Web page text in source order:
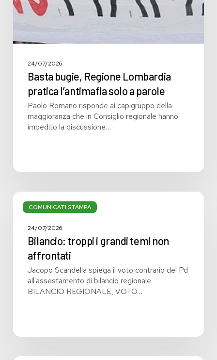
parole
24/07/2026
Basta bugie, Regione Lombardia
pratica l’antimafia solo a parole
Paolo Romano risponde ai capigruppo della
maggioranza che in Consiglio regionale hanno
impedito la discussione…
COMUNICATI STAMPA
Bilancio:
troppi
grandi
affrontati
24/07/2026
Bilancio: troppi i grandi temi non
affrontati
Jacopo Scandella spiega il voto contrario del Pd
all'assestamento di bilancio regionale
BILANCIO REGIONALE, VOTO…